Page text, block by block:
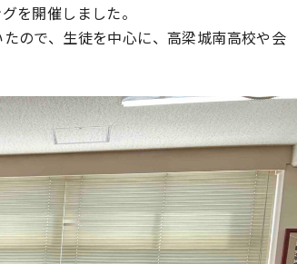
を開催しました。
ので、生徒を中心に、高梁城南高校や会